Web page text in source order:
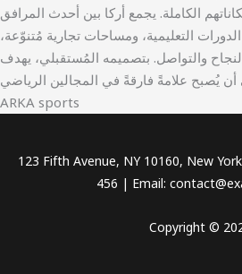
الكاملة. يجمع أركا بين أحدث المرافق
التعليمية، ومساحات تجارية مُتنوّعة،
والتواصل. بتصميمه المُستقبلي، يهدف
أن يُصبح علامةً فارقةً في المجالين الرياضي
ARKA sports
123 Fifth Avenue, NY 10160, New
456 | Email:
Copyright ©